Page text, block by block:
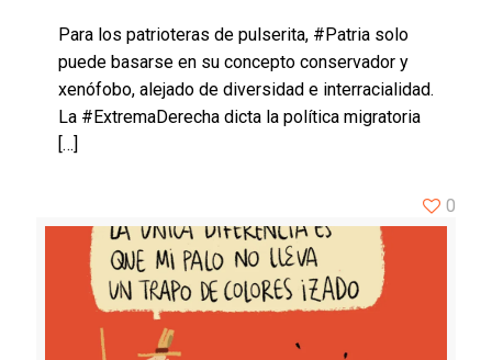
Para los patrioteras de pulserita, #Patria solo
puede basarse en su concepto conservador y
xenófobo, alejado de diversidad e interracialidad.
La #ExtremaDerecha dicta la política migratoria
[…]
0